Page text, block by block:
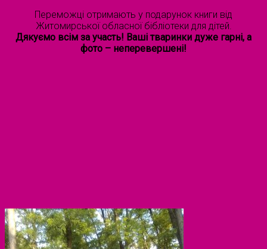
Переможці отримають у подарунок книги від
Житомирської обласної бібліотеки для дітей.
Дякуємо всім за участь! Ваші тваринки дуже гарні, а
фото – неперевершені!